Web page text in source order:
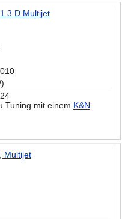
D Multijet
Tuning mit einem K&N
Multijet